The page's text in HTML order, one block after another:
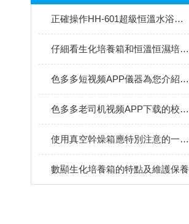
正確操作HH-601超級恒溫水浴的步驟分享
仔細看生化培養箱和恒溫恒濕培養箱的比較
色多多短视频APP儀器為您介紹SPJ-150數顯生化培養箱
色多多老司机视频APP下载的校準依據及其重要性
使用真空幹燥箱應特別注意的一個細節
數顯生化培養箱的特點及維護保養